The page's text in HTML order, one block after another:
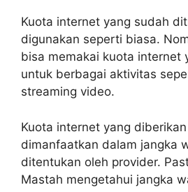
Kuota internet yang sudah
digunakan seperti biasa.
bisa memakai kuota internet
untuk berbagai aktivitas
streaming video.
Kuota internet yang
dimanfaatkan dalam jangka
ditentukan oleh provider.
Mastah mengetahui jangka